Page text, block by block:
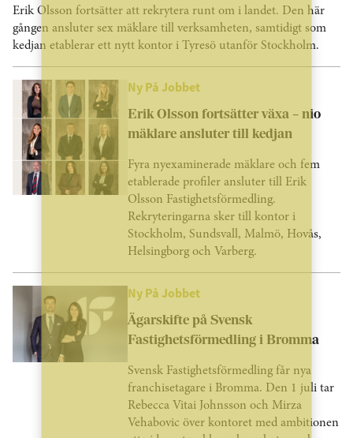
Erik Olsson fortsätter att rekrytera runt om i landet. Den här
gången ansluter sex mäklare till verksamheten, samtidigt som
kedjan etablerar ett nytt kontor i Tyresö utanför Stockholm.
Ny På Jobbet
Erik Olsson fortsätter växa – nio
mäklare ansluter till kedjan
Fyra nyexaminerade mäklare och fem
etablerade profiler ansluter till Erik
Olsson Fastighetsförmedling.
Rekryteringarna sker till kontor i
Stockholm, Sundsvall, Malmö, Hovås,
Helsingborg och Varberg.
Ny På Jobbet
Ägarskifte på Svensk
Fastighetsförmedling i Bromma
Svensk Fastighetsförmedling får nya
franchisetagare i Bromma. Den 1 juli tar
Rebecca Vitai Johnsson och Mirza
Vehabovic över kontoret med ambitionen